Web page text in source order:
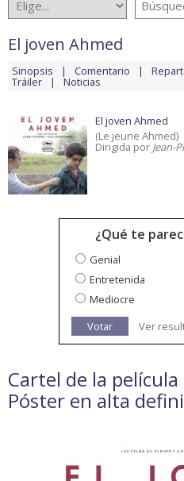
El joven Ahmed
Sinopsis Comentario
Tráiler Noticias
El joven Ahmed
(Le jeune Ahmed)
Dirigida por Jean-
¿Qué te
Genial
Entretenida
Mediocre
Votar
Ver
Cartel de la
Póster en alta